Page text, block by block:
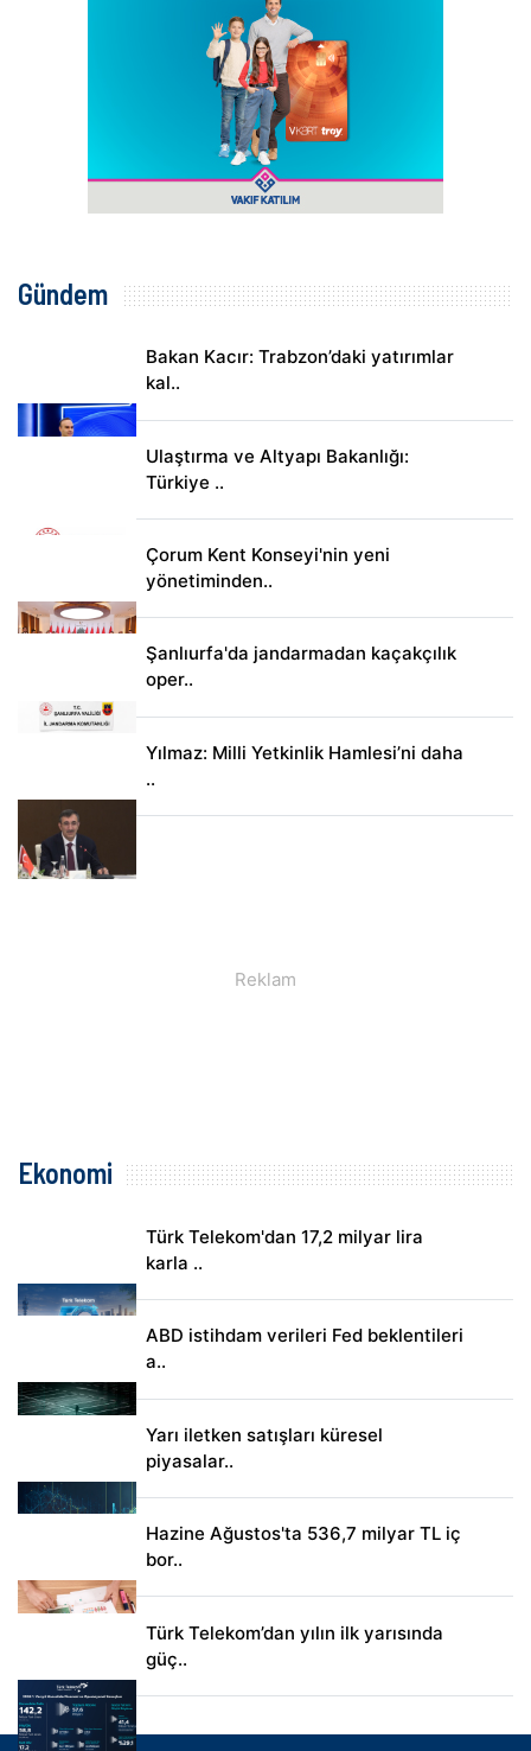
Gündem
Bakan Kacır: Trabzon’daki yatırımlar
kal..
Ulaştırma ve Altyapı Bakanlığı:
Türkiye ..
Çorum Kent Konseyi'nin yeni
yönetiminden..
Şanlıurfa'da jandarmadan kaçakçılık
oper..
Yılmaz: Milli Yetkinlik Hamlesi’ni daha
..
Ekonomi
Türk Telekom'dan 17,2 milyar lira
karla ..
ABD istihdam verileri Fed beklentileri
a..
Yarı iletken satışları küresel
piyasalar..
Hazine Ağustos'ta 536,7 milyar TL iç
bor..
Türk Telekom’dan yılın ilk yarısında
güç..